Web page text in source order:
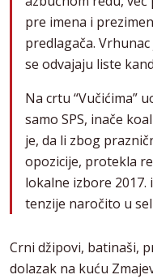
pre imena i
predlagača.
se odvajaju liste
Na crtu “Vučićima”
samo SPS, inače
je, da li zbog
opozicije, protekla
lokalne izbore 2017.
tenzije naročito u
Crni džipovi, batinaši,
dolazak na kuću